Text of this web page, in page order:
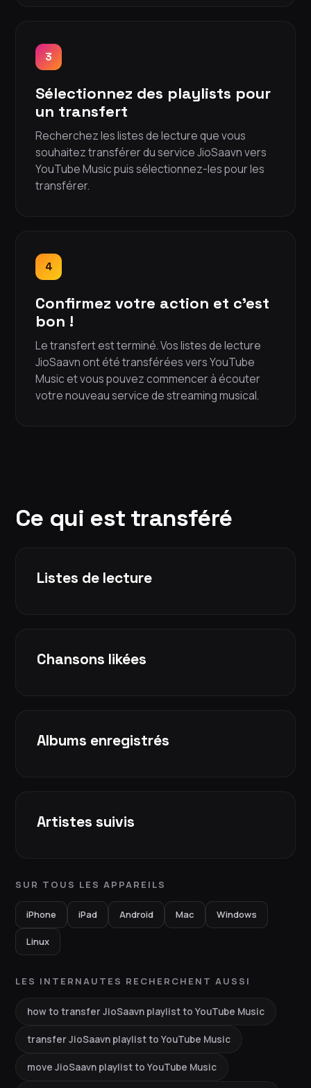
3
Sélectionnez des playlists pour
un transfert
Recherchez les listes de lecture que vous
souhaitez transférer du service JioSaavn vers
YouTube Music puis sélectionnez-les pour les
transférer.
4
Confirmez votre action et c'est
bon !
Le transfert est terminé. Vos listes de lecture
JioSaavn ont été transférées vers YouTube
Music et vous pouvez commencer à écouter
votre nouveau service de streaming musical.
Ce qui est transféré
Listes de lecture
Chansons likées
Albums enregistrés
Artistes suivis
SUR TOUS LES APPAREILS
iPhone iPad Android Mac Windows
Linux
LES INTERNAUTES RECHERCHENT AUSSI
how to transfer JioSaavn playlist to YouTube Music
transfer JioSaavn playlist to YouTube Music
move JioSaavn playlist to YouTube Music